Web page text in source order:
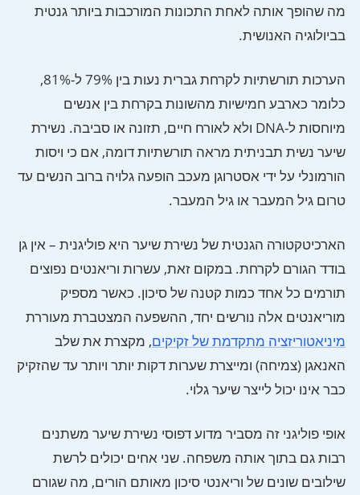
מה שהופך אותה לאחת התכונות המורכבות ביותר גנטית
בביולוגיה האנושית.
הערכות תורשתיות לקרחת גברית נעות בין 79% ל-81%,
כלומר כארבע חמישיות מהשונות בקרחת בין אנשים
מיוחסות ל-DNA ולא לאורח חיים, תזונה או סביבה. נשירת
שיער נשית תבניתית מראה תורשתיות דומה, אם כי ויסות
הורמונלי על ידי אסטרוגן מעכב הופעה גלויה ברוב הנשים עד
טרום גיל המעבר או גיל המעבר.
הארכיטקטורה הגנטית של נשירת שיער היא פוליגנית – אין גן
בודד הגורם לקרחת. במקום זאת, עשרות וריאנטים נפוצים
תורמים כל אחד כמות קטנה של סיכון. כאשר מספיק
מוריאנטים אלה נורשים יחד, ההשפעה המצטברת מעוררת
מיניאטוריזציה מתקדמת של זקיקים, מקצרת את שלב
האנאגן (צמיחה) ומייצרת שערות דקות יותר ויותר עד שהזקיק
כבר אינו יכול לייצר שיער גלוי.
אופי פוליגני זה מסביר מדוע דפוסי נשירת שיער משתנים
רבות גם בתוך אותה משפחה. שני אחים יכולים לרשת
שילובים שונים של וריאנטי סיכון מאותם הורים, מה שגורם